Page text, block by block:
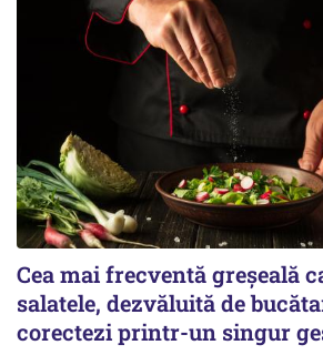
Cea mai frecventă greșeală
salatele, dezvăluită de
corectezi printr-un singur